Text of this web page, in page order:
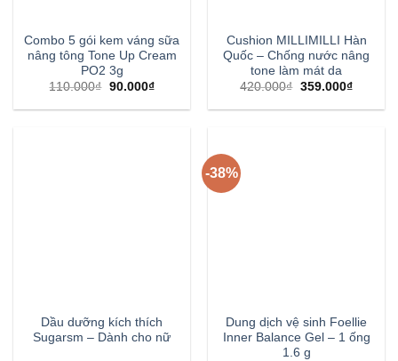
Combo 5 gói kem váng sữa
nâng tông Tone Up Cream
PO2 3g
110.000₫ 90.000₫
Cushion MILLIMILLI Hàn
Quốc – Chống nước nâng
tone làm mát da
420.000₫ 359.000₫
Dầu dưỡng kích thích
Sugarsm – Dành cho nữ
-38%
Dung dịch vệ sinh Foellie
Inner Balance Gel – 1 ống
1.6 g